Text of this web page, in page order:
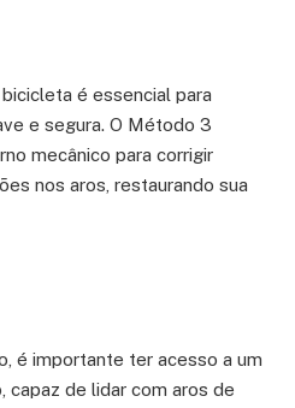
é essencial para
e segura. O Método 3
mecânico para corrigir
nos aros, restaurando sua
é importante ter acesso a um
capaz de lidar com aros de